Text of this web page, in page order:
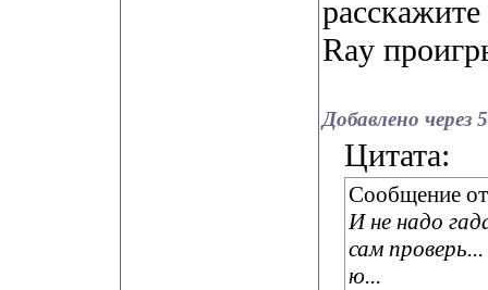
Ray
Добавлено через
Цитата:
Сообщение
И не надо
сам
ю...